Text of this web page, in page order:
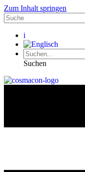
Zum Inhalt springen
i
Suchen